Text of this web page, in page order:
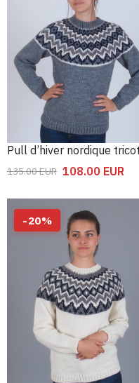
135.00EUR 108.00 EUR
-20%